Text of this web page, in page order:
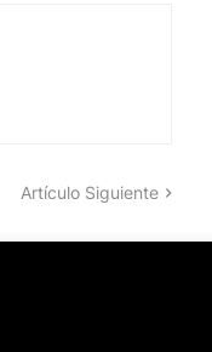
Artículo Siguiente